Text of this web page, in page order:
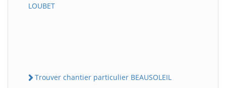
LOUBET
Trouver chantier particulier BEAUSOLEIL